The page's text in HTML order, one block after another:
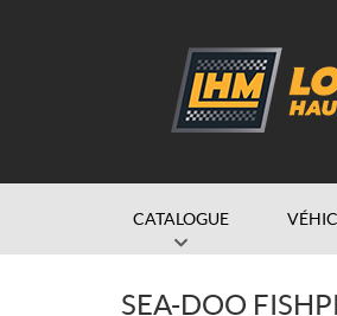
CATALOGUE
SEA-DOO